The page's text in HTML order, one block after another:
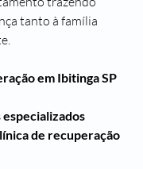
tanto à família
em Ibitinga SP
de recuperação